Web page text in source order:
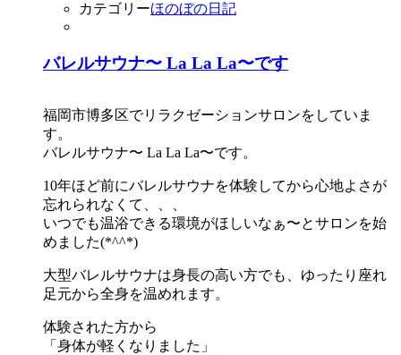
カテゴリーほのぼの日記
バレルサウナ〜 La La La〜です
福岡市博多区でリラクゼーションサロンをしていま
す。
バレルサウナ〜 La La La〜です。
10年ほど前にバレルサウナを体験してから心地よさが
忘れられなくて、、、
いつでも温浴できる環境がほしいなぁ〜とサロンを始
めました(*^^*)
大型バレルサウナは身長の高い方でも、ゆったり座れ
足元から全身を温めれます。
体験された方から
「身体が軽くなりました」